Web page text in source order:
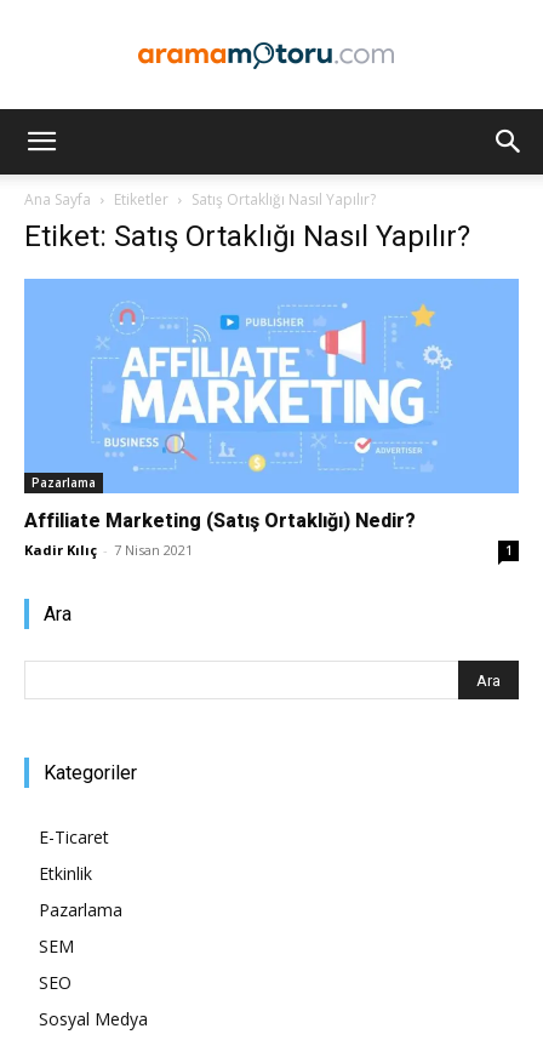
Optimizasyonu
–
Ana Sayfa Etiketler Satış Ortaklığı Nasıl Yapılır?
Etiket: Satış Ortaklığı Nasıl Yapılır?
Pazarlama
Affiliate Marketing (Satış Ortaklığı) Nedir?
Kadir Kılıç - 7 Nisan 2021 1
Ara
Kategoriler
E-Ticaret
Etkinlik
Pazarlama
SEM
SEO
Sosyal Medya